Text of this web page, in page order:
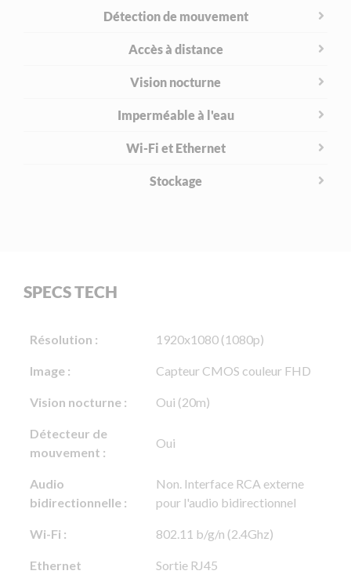
Détection de mouvement
Accès à distance
Vision nocturne
Imperméable à l'eau
Wi-Fi et Ethernet
Stockage
SPECS TECH
Résolution : 1920x1080 (1080p)
Image : Capteur CMOS couleur FHD
Vision nocturne : Oui (20m)
Détecteur de
mouvement :
Oui
Audio
bidirectionnelle :
Non. Interface RCA externe
pour l'audio bidirectionnel
Wi-Fi : 802.11 b/g/n (2.4Ghz)
Ethernet Sortie RJ45